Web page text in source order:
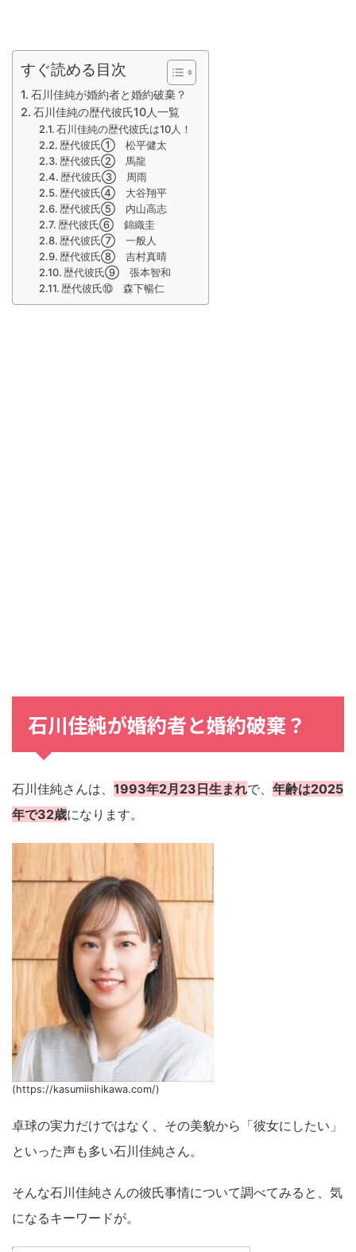
すぐ読める目次
石川佳純が婚約者と婚約破棄？
石川佳純の歴代彼氏10人一覧
石川佳純の歴代彼氏は10人！
歴代彼氏① 松平健太
歴代彼氏② 馬龍
歴代彼氏③ 周雨
歴代彼氏④ 大谷翔平
歴代彼氏⑤ 内山高志
歴代彼氏⑥ 錦織圭
歴代彼氏⑦ 一般人
歴代彼氏⑧ 吉村真晴
歴代彼氏⑨ 張本智和
歴代彼氏⑩ 森下暢仁
石川佳純が婚約者と婚約破棄？
石川佳純さんは、 1993年2月23日生まれで、 年齢は2025
年で32歳になります。
(https://kasumiishikawa.com/)
卓球の実力だけではなく、その美貌から「彼女にしたい」
といった声も多い石川佳純さん。
そんな石川佳純さんの彼氏事情について調べてみると、気
になるキーワードが。